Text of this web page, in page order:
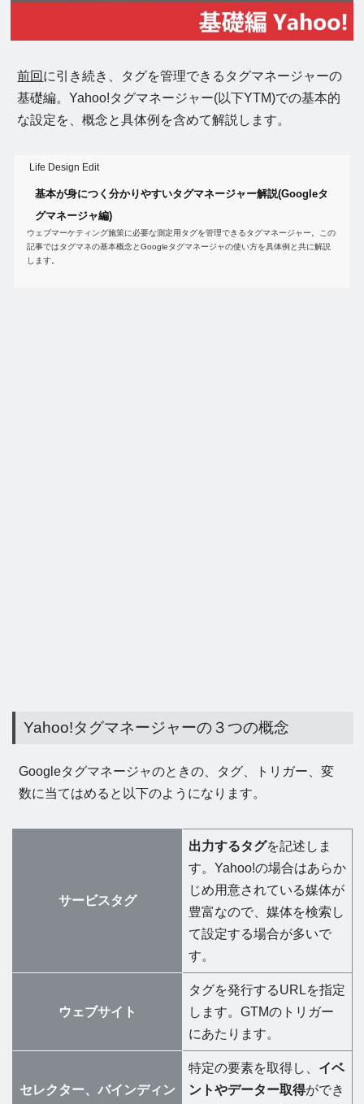
前回 に引き続き、タグを管理できるタグマネージャーの
基礎編。Yahoo!タグマネージャー(以下YTM)での基本的
な設定を、概念と具体例を含めて解説します。
Life Design Edit
基本が身につく分かりやすいタグマネージャー解説(Googleタ
グマネージャ編)
ウェブマーケティング施策に必要な測定用タグを管理できるタグマネージャー。この
記事ではタグマネの基本概念とGoogleタグマネージャの使い方を具体例と共に解説
します。
Yahoo!タグマネージャーの３つの概念
Googleタグマネージャのときの、タグ、トリガー、変
数に当てはめると以下のようになります。
サービスタグ
出力するタグを記述しま
す。Yahoo!の場合はあらか
じめ用意されている媒体が
豊富なので、媒体を検索し
て設定する場合が多いで
す。
ウェブサイト
タグを発行するURLを指定
します。GTMのトリガー
にあたります。
セレクター、バインディン
特定の要素を取得し、 イベ
ントやデーター取得ができ